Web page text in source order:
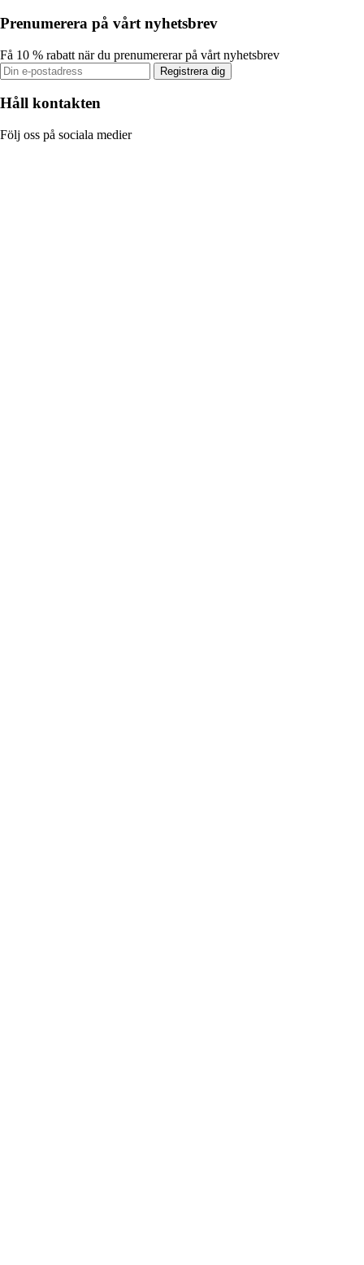
Prenumerera på vårt nyhetsbrev
Få 10 % rabatt när du prenumererar på vårt nyhetsbrev
Registrera dig
Håll kontakten
Följ oss på sociala medier